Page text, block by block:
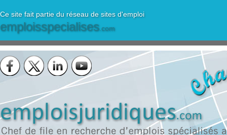
Ce site fait partie du réseau de sites d'emploi
emploisspecialises.com